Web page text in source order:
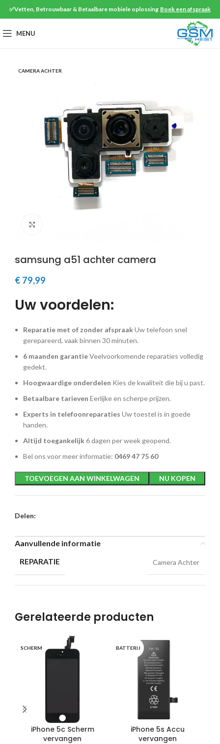
✅Vetten, Betrouwbaar & Betaalbare mobiele oplossing Boek een afspraak
MENU
CAMERA ACHTER
samsung a51 achter camera
€ 79,99
Uw voordelen:
Reparatie met of zonder afspraakUw telefoon snel
gerepareerd, vaak binnen 30 minuten.
6 maanden garantieVeelvoorkomende reparaties volledig
gedekt.
Hoogwaardige onderdelen Kies de kwaliteit die bij u past.
Betaalbare tarieven Eerlijke en scherpe prijzen.
Experts in telefoonreparaties Uw toestel is in goede
handen.
Altijd toegankelijk6 dagen per week geopend.
Bel ons voor meer informatie: 0469 47 75 60
TOEVOEGEN AAN WINKELWAGEN NU KOPEN
Delen:
Aanvullende informatie
REPARATIE Camera Achter
Gerelateerde producten
SCHERM
iPhone 5c Scherm
vervangen
BATTERIJ
iPhone 5s Accu
vervangen